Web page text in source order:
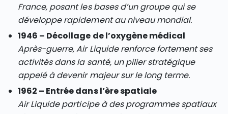
France, posant les bases d’un groupe qui se
développe rapidement au niveau mondial.
1946 – Décollage de l’oxygène médical
Après-guerre, Air Liquide renforce fortement ses
activités dans la santé, un pilier stratégique
appelé à devenir majeur sur le long terme.
1962 – Entrée dans l’ère spatiale
Air Liquide participe à des programmes spatiaux